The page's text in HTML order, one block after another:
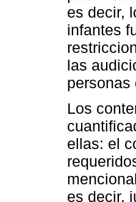
es decir,
infantes
las
personas
Los
ellas: el
es decir,